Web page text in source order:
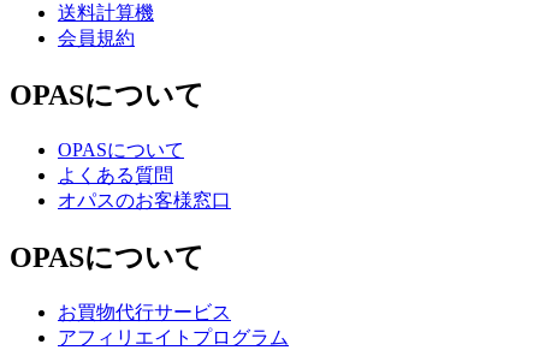
送料計算機
会員規約
OPASについて
OPASについて
よくある質問
オパスのお客様窓口
OPASについて
お買物代行サービス
アフィリエイトプログラム